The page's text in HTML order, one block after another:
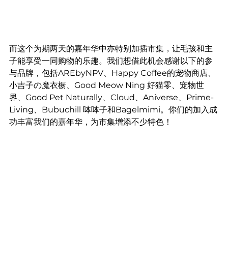
而这个为期两天的嘉年华中亦特别加插市集，让毛孩和主
子能享受一同购物的乐趣。我们想借此机会感谢以下的参
与品牌，包括AREbyNPV、Happy Coffee的宠物商店、
小吉子の魔衣橱、Good Meow Ning 好猫零、宠物世
界、Good Pet Naturally、Cloud、Aniverse、Prime-
Living、Bubuchill 呠呠子和Bagelmimi。你们的加入成
功丰富我们的嘉年华，为市集增添不少特色！